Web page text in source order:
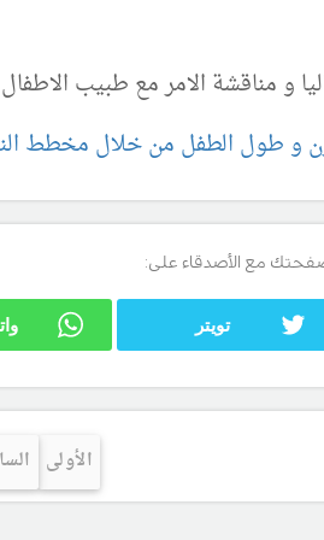
و مناقشة الامر مع طبيب الاطفال
و طول الطفل من خلال مخطط
مع الأصدقاء على:
تويتر
الأولى